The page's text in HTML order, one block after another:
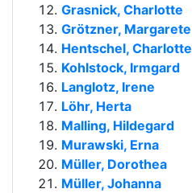
Grasnick, Charlotte
Grötzner, Margarete
Hentschel, Charlotte
Kohlstock, Irmgard
Langlotz, Irene
Löhr, Herta
Malling, Hildegard
Murawski, Erna
Müller, Dorothea
Müller, Johanna